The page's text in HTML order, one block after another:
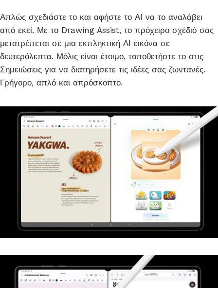
Απλώς σχεδιάστε το και αφήστε το ΑΙ να το αναλάβει
από εκεί. Με το Drawing Assist, το πρόχειρο σχέδιό σας
μετατρέπεται σε μια εκπληκτική ΑΙ εικόνα σε
δευτερόλεπτα. Μόλις είναι έτοιμο, τοποθετήστε το στις
Σημειώσεις για να διατηρήσετε τις ιδέες σας ζωντανές.
Γρήγορο, απλό και απρόσκοπτο.